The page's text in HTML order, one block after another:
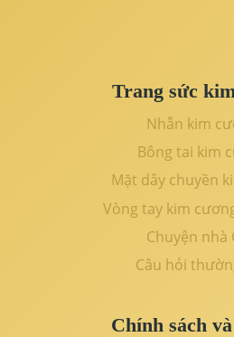
Trang sức
Nhẫn kim
Bông tai kim
Mặt dây chuyền
Vòng tay kim
Chuyện nhà
Câu hỏi
Chính sách